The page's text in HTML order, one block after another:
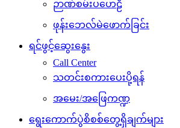
ဉာဏ်စမ်းပဟေဠိ
ဖုန်းဘေလ်မဲဖောက်ခြင်း
ရင်ဖွင့်ဆွေးနွေး
Call Center
သတင်းစကားပေးပို့ရန်
အမေး/အဖြေကဏ္ဍ
ရွေးကောက်ပွဲစိစစ်တွေ့ရှိချက်များ